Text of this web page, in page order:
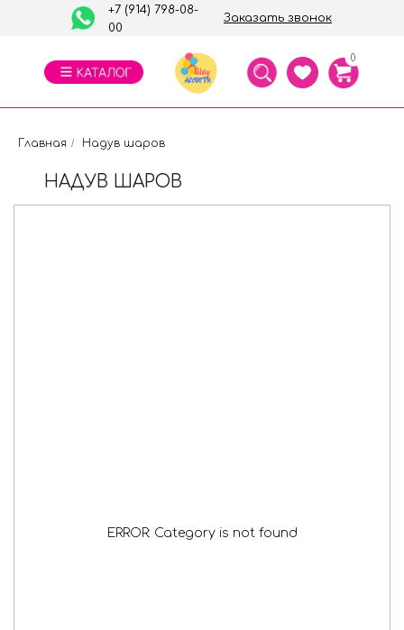
+7 (914) 798-08-
00
Заказать звонок
0
Главная / Надув шаров
НАДУВ ШАРОВ
ERROR: Category is not found